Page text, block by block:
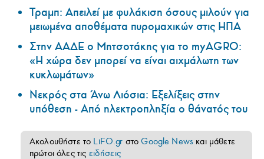
Τραμπ: Απειλεί με φυλάκιση όσους μιλούν για
μειωμένα αποθέματα πυρομαχικών στις ΗΠΑ
Στην ΑΑΔΕ ο Μητσοτάκης για το myAGRO:
«Η χώρα δεν μπορεί να είναι αιχμάλωτη των
κυκλωμάτων»
Νεκρός στα Άνω Λιόσια: Εξελίξεις στην
υπόθεση - Από ηλεκτροπληξία ο θάνατός του
Ακολουθήστε το LiFO.gr στοGoogle News και μάθετε
πρώτοι όλες τις ειδήσεις